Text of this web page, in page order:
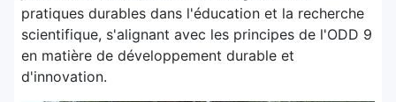
pratiques durables dans l'éducation et la recherche
scientifique, s'alignant avec les principes de l'ODD 9
en matière de développement durable et
d'innovation.